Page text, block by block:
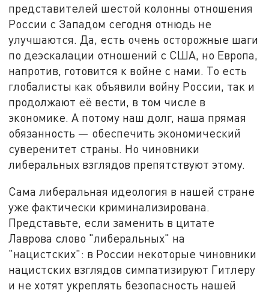
представителей шестой колонны отношения
России с Западом сегодня отнюдь не
улучшаются. Да, есть очень осторожные шаги
по деэскалации отношений с США, но Европа,
напротив, готовится к войне с нами. То есть
глобалисты как объявили войну России, так и
продолжают её вести, в том числе в
экономике. А потому наш долг, наша прямая
обязанность — обеспечить экономический
суверенитет страны. Но чиновники
либеральных взглядов препятствуют этому.
Сама либеральная идеология в нашей стране
уже фактически криминализирована.
Представьте, если заменить в цитате
Лаврова слово "либеральных" на
"нацистских": в России некоторые чиновники
нацистских взглядов симпатизируют Гитлеру
и не хотят укреплять безопасность нашей